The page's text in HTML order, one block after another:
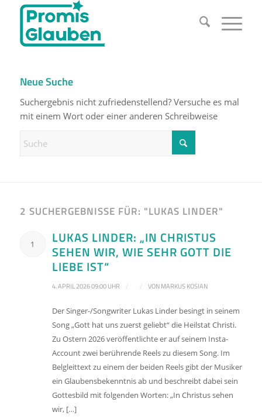
Neue Suche
Suchergebnis nicht zufriedenstellend? Versuche es mal
mit einem Wort oder einer anderen Schreibweise
2 SUCHERGEBNISSE FÜR: "LUKAS LINDER"
1
LUKAS LINDER: „IN CHRISTUS
SEHEN WIR, WIE SEHR GOTT DIE
LIEBE IST“
4. APRIL 2026 09:00 UHR / / VONMARKUS KOSIAN
Der Singer-/Songwriter Lukas Linder besingt in seinem
Song „Gott hat uns zuerst geliebt“ die Heilstat Christi.
Zu Ostern 2026 veröffentlichte er auf seinem Insta-
Account zwei berührende Reels zu diesem Song. Im
Belgleittext zu einem der beiden Reels gibt der Musiker
ein Glaubensbekenntnis ab und beschreibt dabei sein
Gottesbild mit folgenden Worten: „In Christus sehen
wir, […]